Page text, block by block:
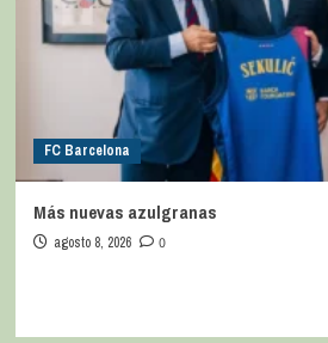
FC Barcelona
Más nuevas azulgranas
agosto 8, 2026 0